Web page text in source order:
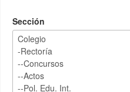
Sección